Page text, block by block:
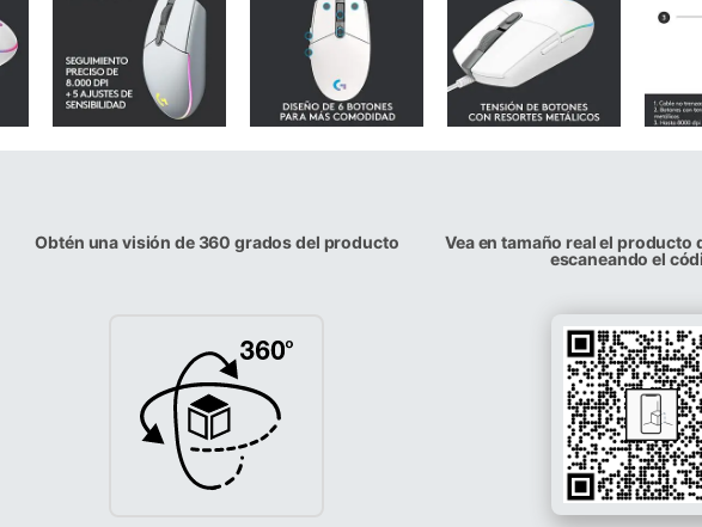
Obtén una visión de 360 grados del producto
Vea en tamaño real el producto
escaneando el